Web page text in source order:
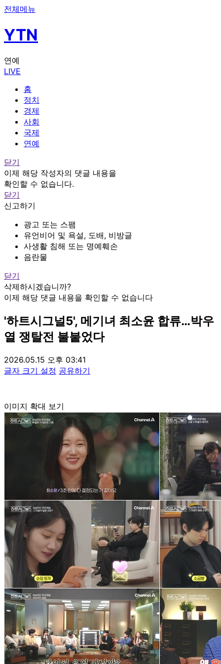
전체메뉴
YTN
연예
LIVE
홈
정치
경제
사회
국제
연예
닫기
이제 해당 작성자의 댓글 내용을
확인할 수 없습니다.
닫기
신고하기
광고 또는 스팸
유언비어 및 욕설, 도배, 비방글
사생활 침해 또는 명예훼손
음란물
닫기
삭제하시겠습니까?
이제 해당 댓글 내용을 확인할 수 없습니다
'하트시그널5', 메기녀 최소윤 합류…박우
열 쟁탈전 불붙었다
2026.05.15 오후 03:41
글자 크기 설정 공유하기
이미지 확대 보기